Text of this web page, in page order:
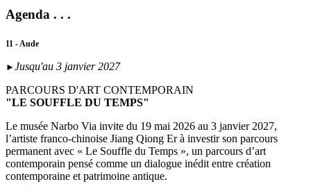
Agenda . . .
11 - Aude
► Jusqu'au 3 janvier 2027
PARCOURS D'ART CONTEMPORAIN
"LE SOUFFLE DU TEMPS"
Le musée Narbo Via invite du 19 mai 2026 au 3 janvier 2027,
l’artiste franco-chinoise Jiang Qiong Er à investir son parcours
permanent avec « Le Souffle du Temps », un parcours d’art
contemporain pensé comme un dialogue inédit entre création
contemporaine et patrimoine antique.